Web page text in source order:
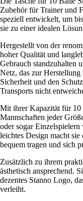
Zubehör für Trainer und
speziell entwickelt, um
sie zu einer idealen
Hergestellt von der
hoher Qualität und
Gebrauch standzuhalten
Netz, das zur
Sicherheit und den
Transports nicht
Mit ihrer Kapazität für 10
Mannschaften jeder
oder sogar
leichtes Design macht sie
bequem tragen und sich
Zusätzlich zu ihrem
ästhetisch ansprechend.
dezentes Stanno Logo,
verleiht.